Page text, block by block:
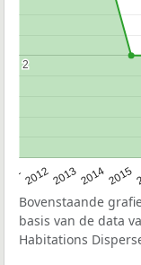
2012201320142015
2
2
Bovenstaande
basis van de data
Habitations